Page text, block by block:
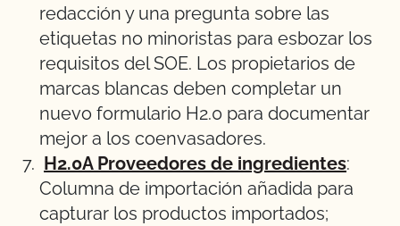
redacción y una pregunta sobre las
etiquetas no minoristas para esbozar los
requisitos del SOE. Los propietarios de
marcas blancas deben completar un
nuevo formulario H2.0 para documentar
mejor a los coenvasadores.
H2.0A Proveedores de ingredientes:
Columna de importación añadida para
capturar los productos importados;